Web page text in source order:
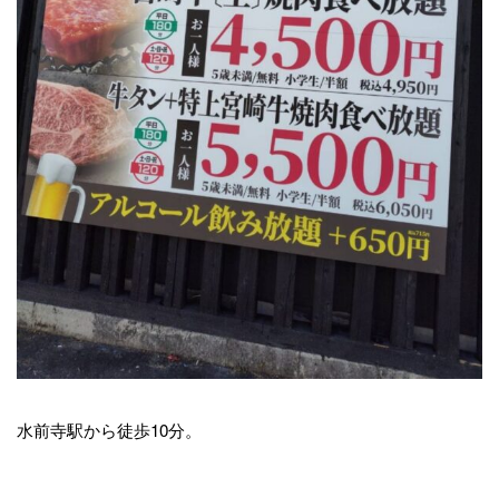
水前寺駅から徒歩10分。